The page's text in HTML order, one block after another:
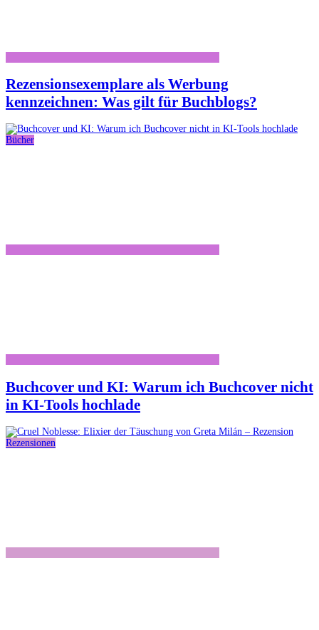
Rezensionsexemplare als Werbung
kennzeichnen: Was gilt für Buchblogs?
Bücher
Buchcover und KI: Warum ich Buchcover nicht
in KI-Tools hochlade
Rezensionen